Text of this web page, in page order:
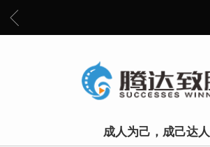
成人为己，成己达人